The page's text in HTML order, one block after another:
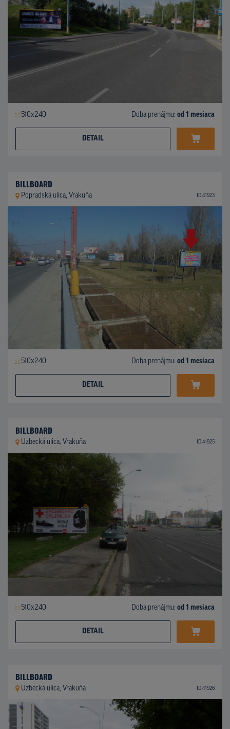
510x240 Doba prenájmu: od 1 mesiaca
DETAIL
BILLBOARD
Popradská ulica, Vrakuňa ID 41923
510x240 Doba prenájmu: od 1 mesiaca
DETAIL
BILLBOARD
Uzbecká ulica, Vrakuňa ID 41925
510x240 Doba prenájmu: od 1 mesiaca
DETAIL
BILLBOARD
Uzbecká ulica, Vrakuňa ID 41926